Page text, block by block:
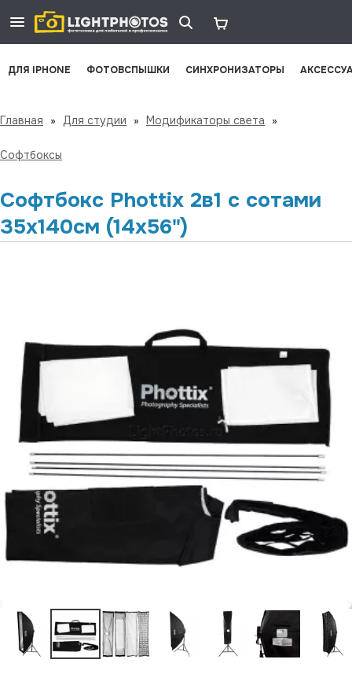
ДЛЯ IPHONE ФОТОВСПЫШКИ СИНХРОНИЗАТОРЫ
Главная » Для студии » Модификаторы света »
Софтбоксы
Софтбокс Phottix 2в1 c сотами
35х140см (14x56")